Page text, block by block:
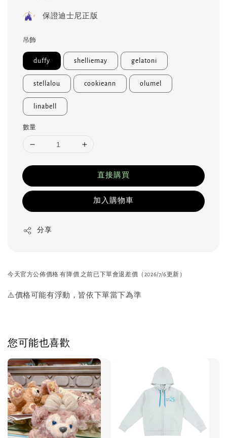
保證迪士尼正版
吊飾
duffy shelliemay gelatoni
stellalou cookieann olumel
linabell
數量
直接購買
加入購物車
分享
今天官方公佈價格 有降價 之前已下單會退差價（2026/7/6更新）
⚠️價格可能有浮動，皆依下單當下為準
您可能也喜歡